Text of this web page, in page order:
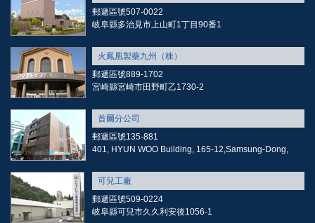
郵遞區號507-0022
岐阜縣多治見市上山町1丁目90番1
火鳳凰製藥九州（株）
郵遞區號889-1702
宮崎縣宮崎市田野町乙1730-2
首爾分公司
郵遞區號135-881
401, HYUN WOO Building, 165-12,Samsung-Dong,
可兒工廠
郵遞區號509-0224
岐阜縣可兒市久久利安後1056-1